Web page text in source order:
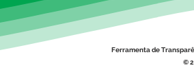
Ferramenta de
©